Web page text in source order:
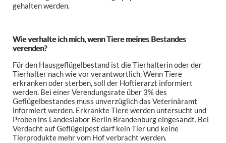
gehalten werden.
Wie verhalte ich mich, wenn Tiere meines Bestandes
verenden?
Für den Hausgeflügelbestand ist die Tierhalterin oder der
Tierhalter nach wie vor verantwortlich. Wenn Tiere
erkranken oder sterben, soll der Hoftierarzt informiert
werden. Bei einer Verendungsrate über 3% des
Geflügelbestandes muss unverzüglich das Veterinäramt
informiert werden. Erkrankte Tiere werden untersucht und
Proben ins Landeslabor Berlin Brandenburg eingesandt. Bei
Verdacht auf Geflügelpest darf kein Tier und keine
Tierprodukte mehr vom Hof verbracht werden.